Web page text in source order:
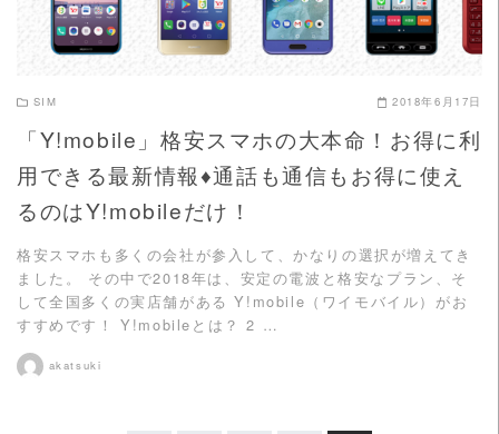
SIM 2018年6月17日
「Y!mobile」格安スマホの大本命！お得に利
用できる最新情報♦通話も通信もお得に使え
るのはY!mobileだけ！
格安スマホも多くの会社が参入して、かなりの選択が増えてき
ました。 その中で2018年は、安定の電波と格安なプラン、そ
して全国多くの実店舗がある Y!mobile（ワイモバイル）がお
すすめです！ Y!mobileとは？ 2 …
akatsuki